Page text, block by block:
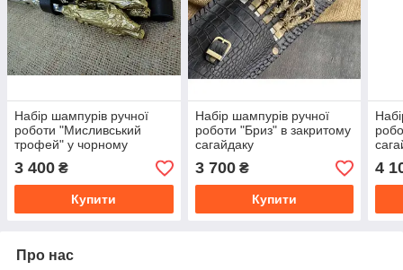
Набір шампурів ручної
роботи "Мисливський
трофей" у чорному
шкіряному сагайдаку, 6шт
3 400 ₴
Купити
Набір шампурів ручної
роботи "Бриз" в закритому
сагайдаку
3 700₴
Купити
4
Про нас